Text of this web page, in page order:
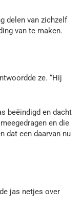
delen van zichzelf
van te maken.
ze. “Hij
beëindigd en dacht
en die
dat een daarvan nu
jas netjes over